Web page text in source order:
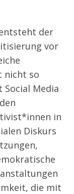
der
vor
nicht so
Media
in
Diskurs
die mit